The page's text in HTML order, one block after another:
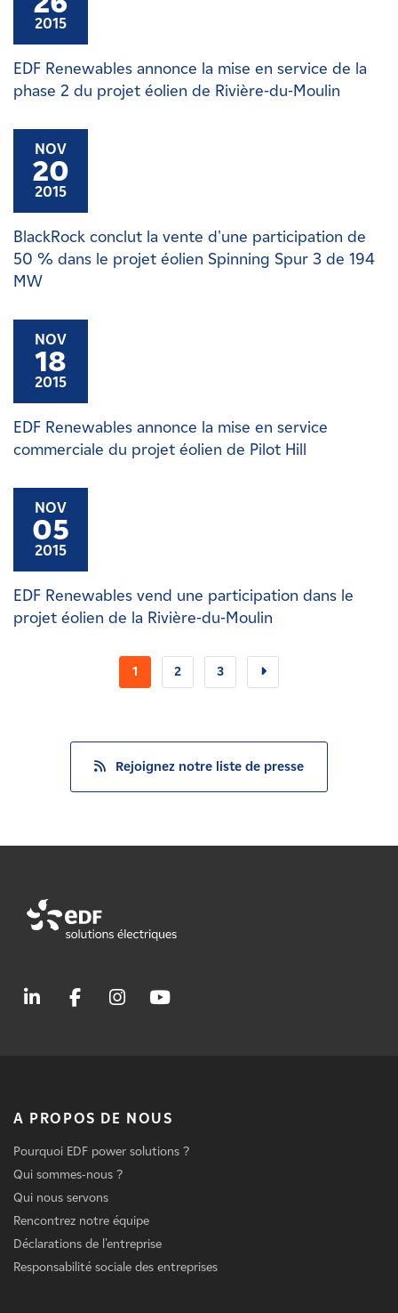
2015
EDF Renewables annonce la mise en service de la
phase 2 du projet éolien de Rivière-du-Moulin
NOV
20
2015
BlackRock conclut la vente d'une participation de
50 % dans le projet éolien Spinning Spur 3 de 194
MW
NOV
18
2015
EDF Renewables annonce la mise en service
commerciale du projet éolien de Pilot Hill
NOV
05
2015
EDF Renewables vend une participation dans le
projet éolien de la Rivière-du-Moulin
1 2 3
Rejoignez notre liste de presse
A PROPOS DE NOUS
Pourquoi EDF power solutions ?
Qui sommes-nous ?
Qui nous servons
Rencontrez notre équipe
Déclarations de l'entreprise
Responsabilité sociale des entreprises